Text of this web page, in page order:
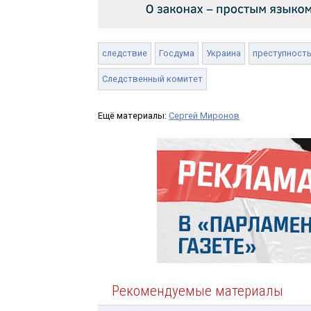
следствие Госдума Украина преступность
Следственный комитет
Ещё материалы: Сергей Миронов
Рекомендуемые материалы